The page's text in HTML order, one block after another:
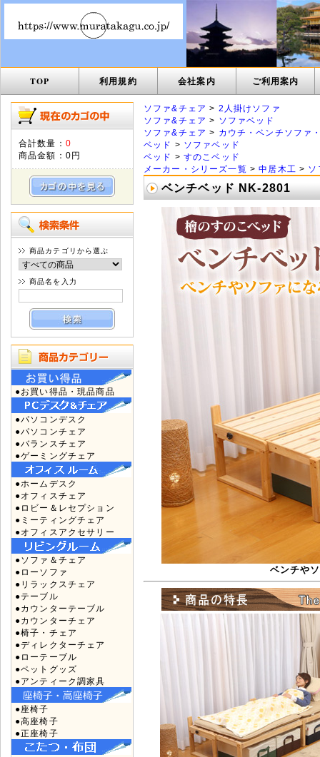
TOP 利用規約 会社案内 ご利用案内
合計数量： 0
商品金額： 0円
商品カテゴリから選ぶ
商品名を入力
●お買い得品・現品商品
●パソコンデスク
●パソコンチェア
●バランスチェア
●ゲーミングチェア
●ホームデスク
●オフィスチェア
●ロビー＆レセプション
●ミーティングチェア
●オフィスアクセサリー
●ソファ＆チェア
●ローソファ
●リラックスチェア
●テーブル
●カウンターテーブル
●カウンターチェア
●椅子・チェア
●ディレクターチェア
●ローテーブル
●ペットグッズ
●アンティーク調家具
●座椅子
●高座椅子
●正座椅子
ソファ&チェア > 2人掛けソファ
ソファ&チェア > ソファベッド
ソファ&チェア > カウチ・ベンチソファ
ベッド > ソファベッド
ベッド > すのこベッド
メーカー・シリーズ一覧 >中居木工 > ソ
ベンチベッド NK-2801
ベンチや